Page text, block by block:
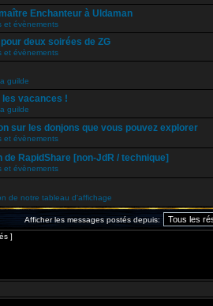
Enchanteur à Uldaman
et évènements
pour deux soirées de ZG
et évènements
guilde
vacances !
guilde
sur les donjons que vous pouvez explorer
et évènements
de RapidShare [non-JdR / technique]
et évènements
de notre tableau d'affichage
Afficher les messages postés depuis:
]